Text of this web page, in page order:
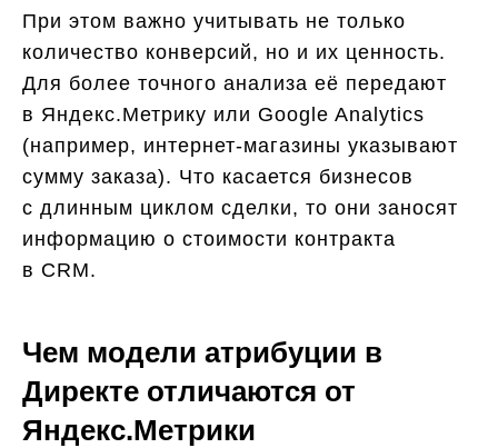
При этом важно учитывать не только
количество конверсий, но и их ценность.
Для более точного анализа её передают
в Яндекс.Метрику или Google Analytics
(например, интернет-магазины указывают
сумму заказа). Что касается бизнесов
с длинным циклом сделки, то они заносят
информацию о стоимости контракта
в CRM.
Чем модели атрибуции в
Директе отличаются от
Яндекс.Метрики